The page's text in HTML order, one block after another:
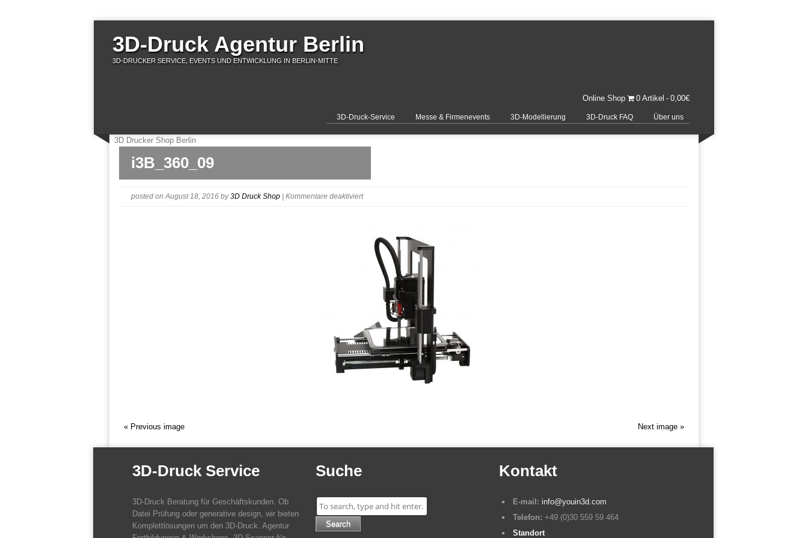
3D-Druck Agentur Berlin
3D-DRUCKER SERVICE, EVENTS UND ENTWICKLUNG IN BERLIN-MITTE
Online Shop 0 Artikel 0,00€
3D-Druck-Service Messe & Firmenevents 3D-Modellierung 3D-Druck FAQ Über uns
3D Drucker Shop Berlin
i3B_360_09
posted on August 18, 2016 by3D Druck Shop Kommentare deaktiviertfür
Next image »
« Previous image
3D-Druck Service
3D-Druck Beratung für Geschäftskunden. Ob
Datei Prüfung oder generative design, wir bieten
Komplettlösungen um den 3D-Druck. Agentur
Suche
Search
Kontakt
E-mail: info@youin3d.com
Telefon: +49 (0)30 559 59 464
Standort